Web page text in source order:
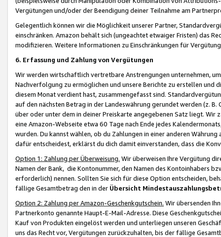
Vergütungen und/oder der Beendigung deiner Teilnahme am
Gelegentlich können wir die Möglichkeit unserer Partner,
einschränken. Amazon behält sich (ungeachtet etwaiger Fristen) das
modifizieren. Weitere Informationen zu Einschränkungen für
6. Erfassung und Zahlung von Vergütungen
Wir werden wirtschaftlich vertretbare Anstrengungen unternehmen,
Nachverfolgung zu ermöglichen und unsere Berichte zu erstellen und
diesem Monat verdient hast, zusammengefasst sind.
auf den nächsten Betrag in der Landeswährung gerundet werden (z.
über oder unter dem in deiner Preiskarte angegebenen Satz liegt.
eine Amazon-Webseite etwa 60 Tage nach Ende jedes
wurden. Du kannst wählen, ob du Zahlungen in einer anderen
dafür entscheidest, erklärst du dich damit einverstanden, dass die
Option 1: Zahlung per Überweisung. Wir überweisen Ihre Vergütung
Namen der Bank, die Kontonummer, den Namen des Kontoinhabers
erforderlich) nennen. Sollten Sie sich für diese Option entscheiden,
fällige Gesamtbetrag den in der Übersicht
Option 2: Zahlung per Amazon-Geschenkgutschein. Wir übersenden
Partnerkonto genannte Haupt-E-Mail-Adresse. Diese
Kauf von Produkten eingelöst werden und unterliegen unseren
uns das Recht vor, Vergütungen zurückzuhalten, bis der fällige